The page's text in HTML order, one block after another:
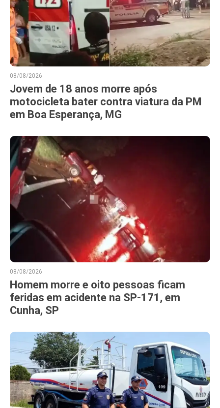
08/08/2026
Jovem de 18 anos morre após
motocicleta bater contra viatura da PM
em Boa Esperança, MG
08/08/2026
Homem morre e oito pessoas ficam
feridas em acidente na SP-171, em
Cunha, SP